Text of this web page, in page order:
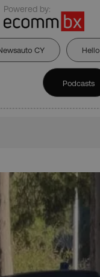
Powered by:
CY
Podcasts